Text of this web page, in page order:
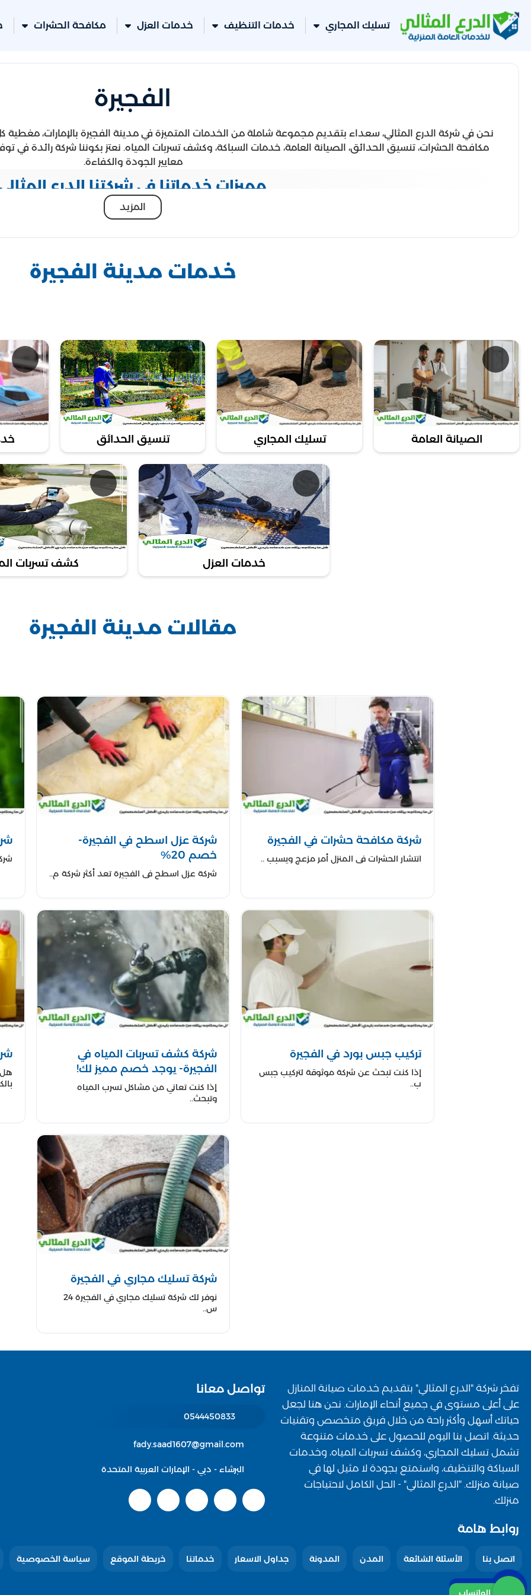
تسليك المجاري خدمات التنظيف خدمات العزل مكافحة الحشرات
الفجيرة
نحن في شركة الدرع المثالي، سعداء بتقديم مجموعة شاملة من الخدمات المتميزة في مدينة الفجيرة بالإمارات، مغطية
مكافحة الحشرات، تنسيق الحدائق، الصيانة العامة، خدمات السباكة، وكشف تسربات المياه. نعتز بكوننا شركة رائدة في
معايير الجودة والكفاءة.
مميزات خدماتنا في شركتنا الدرع
فريق عمل متخصص: نمتلك فريق عمل من الخبراء والفنيين المتخصصين في كل مجال، مما
تقنيات متقدمة: نستخدم أحدث التقنيات والأدوات في تقديم خدماتنا، مما يعزز من
حلول مخصصة: نقدم حلولاً متكاملة ومخصصة تلبي احتياجات كل عميل، مع الالتزام
نوفر لك خدماتنا في جميع أنحاء مدينة الفجيرة، مغطية أهم الأحياء بما في ذلك مربح، الفصيل، الغرفة، والمدينة
جودة الحياة والرفاهية لسكان هذه المناطق، مع التأكيد على الاستدامة
نحن هنا لتلبية احتياجاتك وتقديم أفضل
ممتلكاتك. أو ارسل لنا رسالة عن طريق الواتساب على+971544450833.
المزيد
خدمات مدينة الفجيرة
الصيانة العامة تسليك المجاري تنسيق الحدائق
خدمات العزل كشف تسربات
مقالات مدينة الفجيرة
شركة مكافحة حشرات في الفجيرة
انتشار الحشرات في المنزل أمر مزعج ويسبب ..
شركة عزل اسطح في الفجيرة-
خصم 20%
شركة عزل اسطح في الفجيرة تعد أكثر شركة م..
تركيب جبس بورد في الفجيرة
إذا كنت تبحث عن شركة موثوقة لتركيب جبس
ب..
شركة كشف تسربات المياه في
الفجيرة- يوجد خصم مميز لك!
إذا كنت تعاني من مشاكل تسرب المياه
وتبحث..
هل
شركة تسليك مجاري في الفجيرة
نوفر لك شركة تسليك مجاري في الفجيرة 24
س..
تفخر شركة "الدرع المثالي" بتقديم خدمات صيانة المنازل
على أعلى مستوى في جميع أنحاء الإمارات. نحن هنا لجعل
حياتك أسهل وأكثر راحة من خلال فريق متخصص وتقنيات
حديثة. اتصل بنا اليوم للحصول على خدمات متنوعة
تشمل تسليك المجاري، وكشف تسربات المياه، وخدمات
السباكة والتنظيف، واستمتع بجودة لا مثيل لها في
صيانة منزلك. "الدرع المثالي" - الحل الكامل لاحتياجات
منزلك.
تواصل معانا
0544450833
fady.saad1607@gmail.com
البرشاء - دبي - الإمارات العربية المتحدة
روابط هامة
اتصل بنا الأسئلة الشائعة المدن المدونة جداول الاسعار خدماتنا خريطة الموقع سياسة الخصوصية
اتصل بنا
الواتساب